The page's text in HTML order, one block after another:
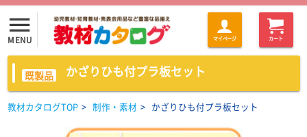
menu
MENU マイページ カート
既製品 かざりひも付プラ板セット
教材カタログTOP > 制作・素材 > かざりひも付プラ板セット